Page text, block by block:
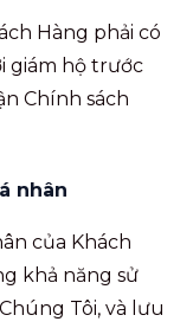
Hàng phải có
giám hộ trước
Chính sách
nhân
của Khách
khả năng sử
Tôi, và lưu